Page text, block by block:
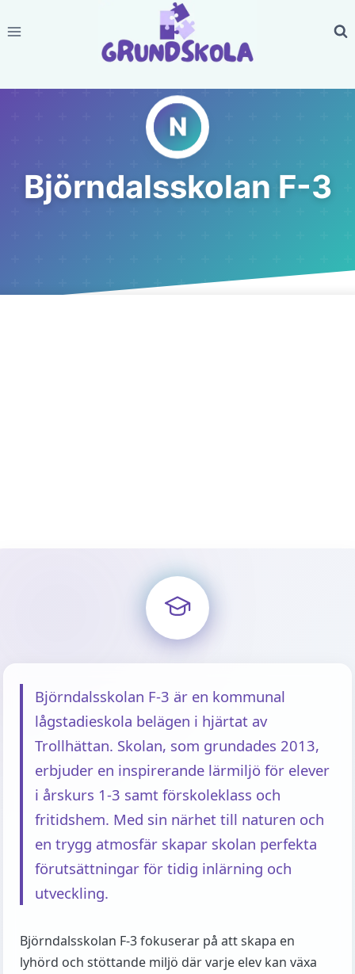
to
Björndalsskolan F-3
Björndalsskolan F-3 är en kommunal
lågstadieskola belägen i hjärtat av
Trollhättan. Skolan, som grundades 2013,
erbjuder en inspirerande lärmiljö för elever
i årskurs 1-3 samt förskoleklass och
fritidshem. Med sin närhet till naturen och
en trygg atmosfär skapar skolan perfekta
förutsättningar för tidig inlärning och
utveckling.
Björndalsskolan F-3 fokuserar på att skapa en
lyhörd och stöttande miljö där varje elev kan växa